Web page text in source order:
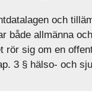
och
både allmänna
rör sig om en
3 § hälso- och